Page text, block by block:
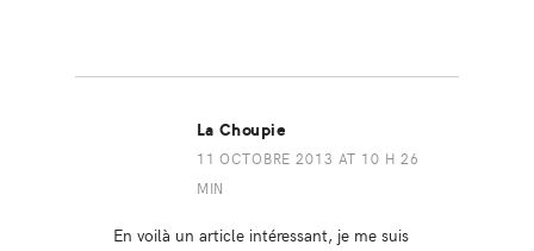
La Choupie
11 OCTOBRE 2013 AT 10 H 26
MIN
En voilà un article intéressant, je me suis